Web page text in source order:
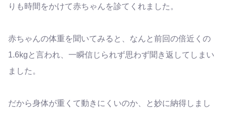
りも時間をかけて赤ちゃんを診てくれました。
赤ちゃんの体重を聞いてみると、なんと前回の倍近くの
1.6kgと言われ、一瞬信じられず思わず聞き返してしまい
ました。
だから身体が重くて動きにくいのか、と妙に納得しまし